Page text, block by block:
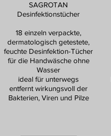
SAGROTAN
Desinfektionstücher
18 einzeln verpackte,
dermatologisch getestete,
feuchte Desinfektion-Tücher
für die Handwäsche ohne
Wasser
ideal für unterwegs
entfernt wirkungsvoll der
Bakterien, Viren und Pilze